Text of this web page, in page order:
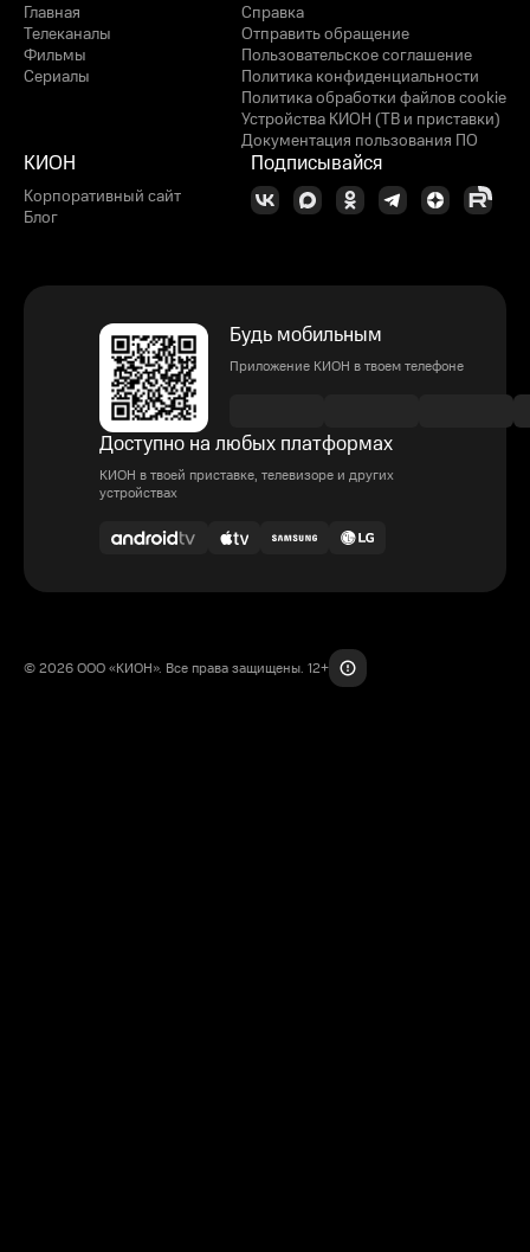
Главная
Телеканалы
Фильмы
Сериалы
Справка
Отправить обращение
Пользовательское соглашение
Политика конфиденциальности
Политика обработки файлов cookie
Устройства КИОН (ТВ и приставки)
Документация пользования ПО
КИОН
Корпоративный сайт
Блог
Подписывайся
Будь мобильным
Приложение КИОН в твоем телефоне
Доступно на любых платформах
КИОН в твоей приставке, телевизоре и других
устройствах
© 2026 ООО «КИОН». Все права защищены. 12+